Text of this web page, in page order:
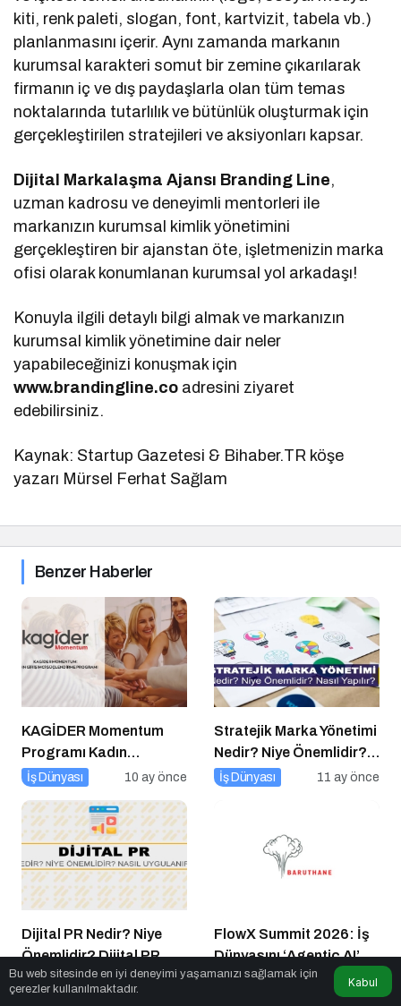
kiti, renk paleti, slogan, font, kartvizit, tabela vb.)
planlanmasını içerir. Aynı zamanda markanın
kurumsal karakteri somut bir zemine çıkarılarak
firmanın iç ve dış paydaşlarla olan tüm temas
noktalarında tutarlılık ve bütünlük oluşturmak için
gerçekleştirilen stratejileri ve aksiyonları kapsar.
Dijital Markalaşma Ajansı Branding Line,
uzman kadrosu ve deneyimli mentorleri ile
markanızın kurumsal kimlik yönetimini
gerçekleştiren bir ajanstan öte, işletmenizin marka
ofisi olarak konumlanan kurumsal yol arkadaşı!
Konuyla ilgili detaylı bilgi almak ve markanızın
kurumsal kimlik yönetimine dair neler
yapabileceğinizi konuşmak için
www.brandingline.co adresini ziyaret
edebilirsiniz.
Kaynak: Startup Gazetesi & Bihaber.TR köşe
yazarı Mürsel Ferhat Sağlam
Benzer Haberler
KAGİDER Momentum
Programı Kadın
Girişimcilerin Gücüne
İş Dünyası 10 ay önce
Stratejik Marka Yönetimi
Nedir? Niye Önemlidir?
Stratejik Marka Yönetimi
İş Dünyası 11 ay önce
Dijital PR Nedir? Niye
Önemlidir? Dijital PR
Nasıl Uygulanır?
İş Dünyası 1 yıl önce
FlowX Summit 2026: İş
Dünyasını ‘Agentic AI’ ve
Otonom Yapay Zeka
İş Dünyası 2 ay önce
Bu web sitesinde en iyi deneyimi yaşamanızı sağlamak için
çerezler kullanılmaktadır.
Kabul